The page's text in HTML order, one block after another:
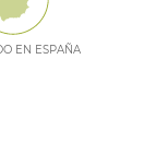
EN ESPAÑA